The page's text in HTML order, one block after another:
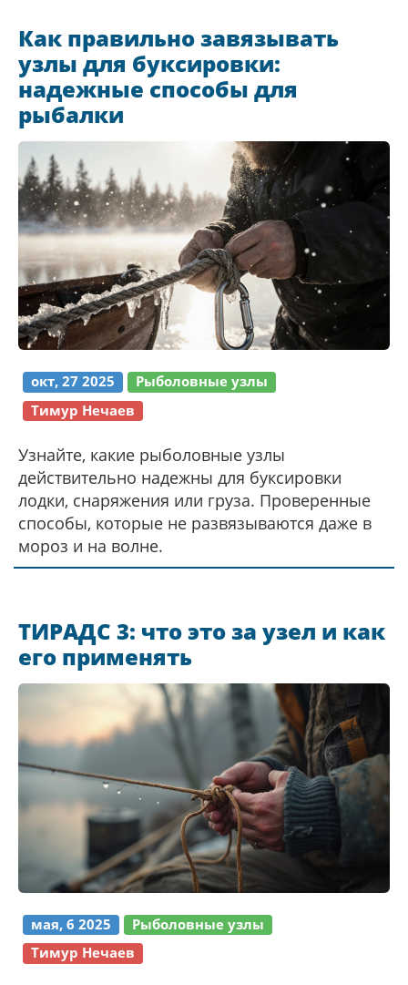
Как правильно завязывать
узлы для буксировки:
надежные способы для
рыбалки
окт, 27 2025
Рыболовные узлы
Тимур Нечаев
Узнайте, какие рыболовные узлы
действительно надежны для буксировки
лодки, снаряжения или груза. Проверенные
способы, которые не развязываются даже в
мороз и на волне.
ТИРАДС 3: что это за узел и как
его применять
мая, 6 2025
Рыболовные узлы
Тимур Нечаев